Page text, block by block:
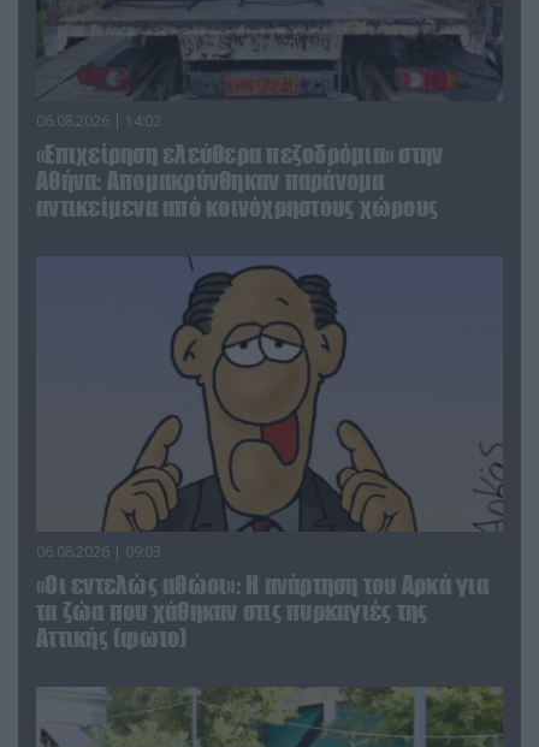
06.08.2026 | 14:02
«Επιχείρηση ελεύθερα πεζοδρόμια» στην
Αθήνα: Απομακρύνθηκαν παράνομα
αντικείμενα από κοινόχρηστους χώρους
06.08.2026 | 09:03
«Οι εντελώς αθώοι»: Η ανάρτηση του Αρκά για
τα ζώα που χάθηκαν στις πυρκαγιές της
Αττικής (φωτο)